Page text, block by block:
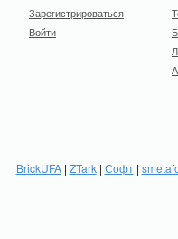
Зарегистрироваться
Войти
BrickUFA| ZTark| Софт|